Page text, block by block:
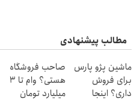
مطالب پیشنهادی
ماشین پژو پارس
برای فروش
داری؟ اینجا
صاحب فروشگاه
هستی؟ وام تا ۳
میلیارد تومان